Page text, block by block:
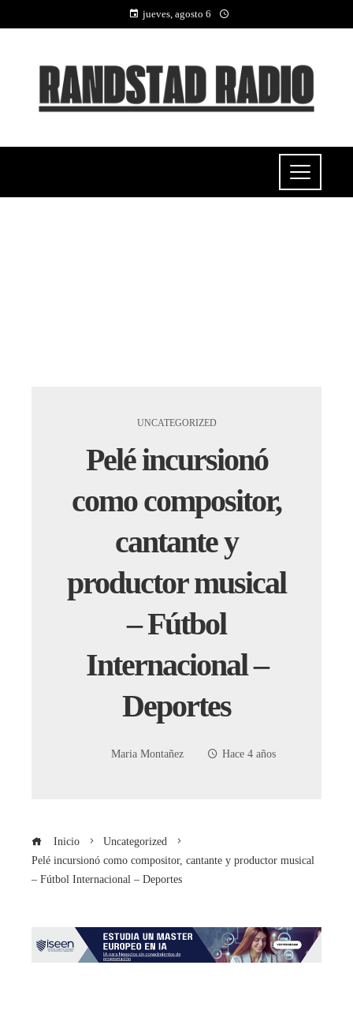
jueves, agosto 6
UNCATEGORIZED
Pelé incursionó
como compositor,
cantante y
productor musical
– Fútbol
Internacional –
Deportes
Maria Montañez Hace 4 años
Inicio
Uncategorized
Pelé incursionó como compositor, cantante y productor musical
– Fútbol Internacional – Deportes